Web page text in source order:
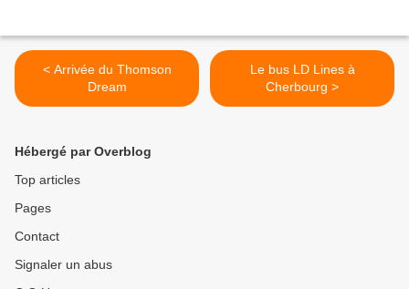
< Arrivée du Thomson
Dream
Le bus LD Lines à
Cherbourg >
Hébergé par Overblog
Top articles
Pages
Contact
Signaler un abus